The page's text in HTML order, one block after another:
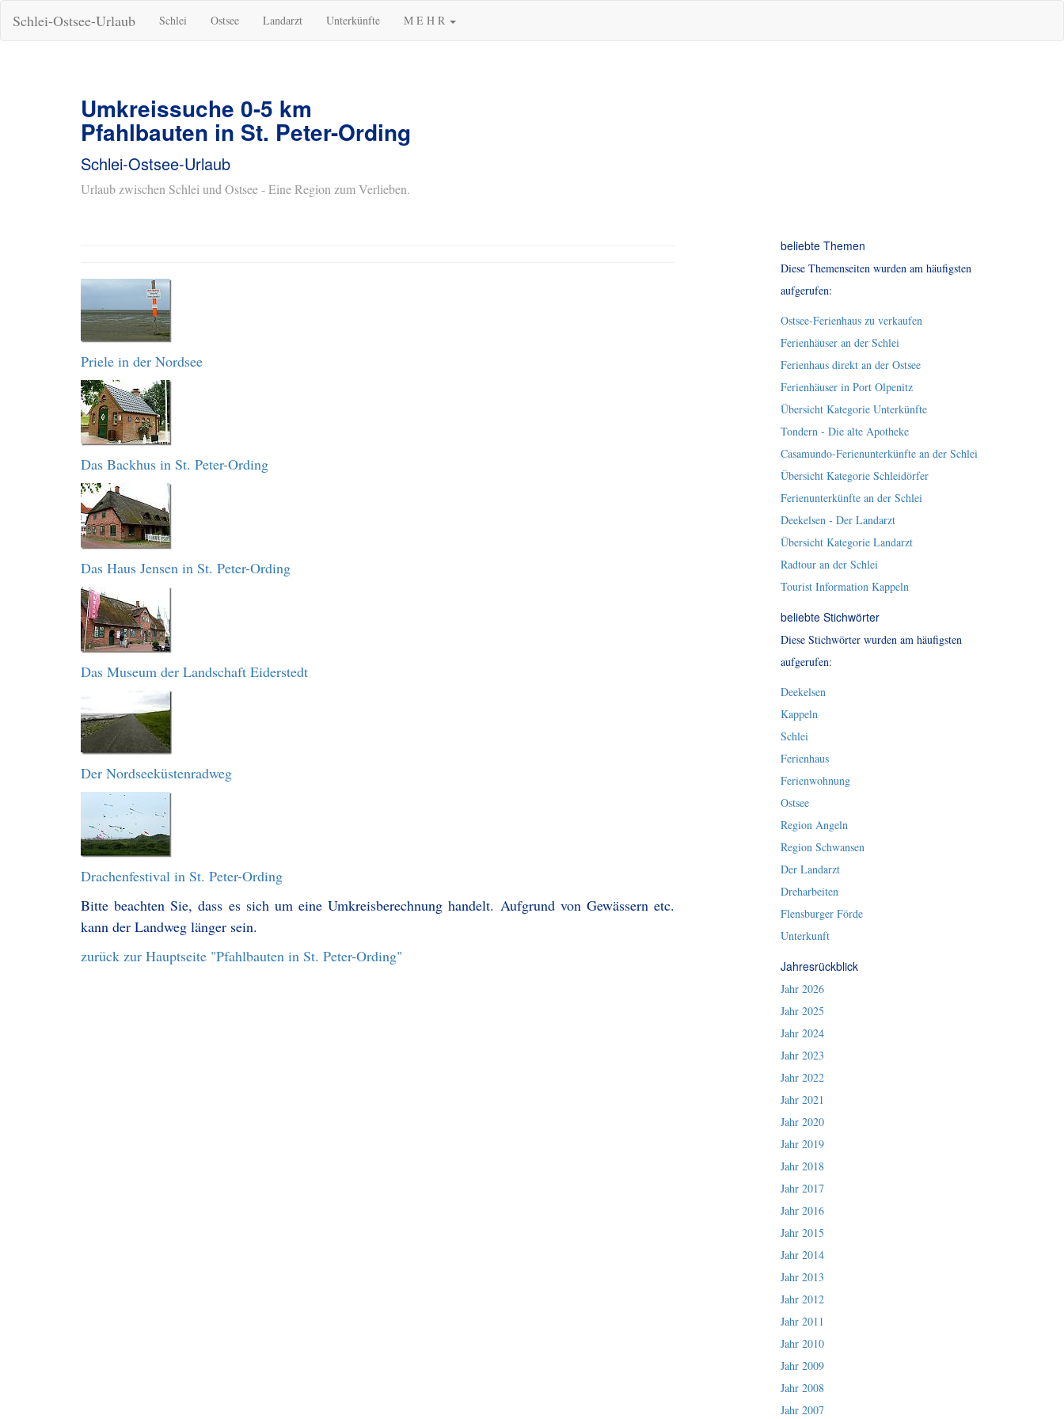
Schlei-Ostsee-Urlaub Schlei Ostsee Landarzt Unterkünfte M E H R
Umkreissuche 0-5 km
Pfahlbauten in St. Peter-Ording
Schlei-Ostsee-Urlaub
Urlaub zwischen Schlei und Ostsee - Eine Region zum Verlieben.
Priele in der Nordsee
Das Backhus in St. Peter-Ording
Das Haus Jensen in St. Peter-Ording
Das Museum der Landschaft Eiderstedt
Der Nordseeküstenradweg
Drachenfestival in St. Peter-Ording
Bitte beachten Sie, dass es sich um eine Umkreisberechnung handelt. Aufgrund von Gewässern etc.
kann der Landweg länger sein.
zurück zur Hauptseite "Pfahlbauten in St. Peter-Ording"
beliebte Themen
Diese Themenseiten wurden am häufigsten
aufgerufen:
Ostsee-Ferienhaus zu verkaufen
Ferienhäuser an der Schlei
Ferienhaus direkt an der Ostsee
Ferienhäuser in Port Olpenitz
Übersicht Kategorie Unterkünfte
Tondern - Die alte Apotheke
Casamundo-Ferienunterkünfte an der Schlei
Übersicht Kategorie Schleidörfer
Ferienunterkünfte an der Schlei
Deekelsen - Der Landarzt
Übersicht Kategorie Landarzt
Radtour an der Schlei
Tourist Information Kappeln
beliebte Stichwörter
Diese Stichwörter wurden am häufigsten
aufgerufen:
Deekelsen
Kappeln
Schlei
Ferienhaus
Ferienwohnung
Ostsee
Region Angeln
Region Schwansen
Der Landarzt
Dreharbeiten
Flensburger Förde
Unterkunft
Jahresrückblick
Jahr 2026
Jahr 2025
Jahr 2024
Jahr 2023
Jahr 2022
Jahr 2021
Jahr 2020
Jahr 2019
Jahr 2018
Jahr 2017
Jahr 2016
Jahr 2015
Jahr 2014
Jahr 2013
Jahr 2012
Jahr 2011
Jahr 2010
Jahr 2009
Jahr 2008
Jahr 2007